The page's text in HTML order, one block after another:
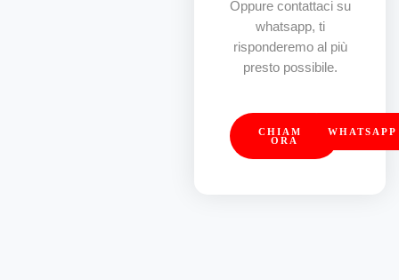
Oppure contattaci su
whatsapp, ti
risponderemo al più
presto possibile.
CHIAMA
ORA
WHATSAPP